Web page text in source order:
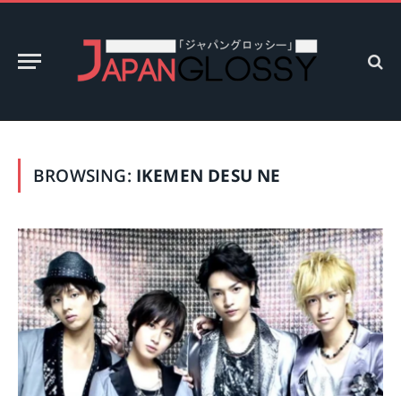
BROWSING: IKEMEN DESU NE